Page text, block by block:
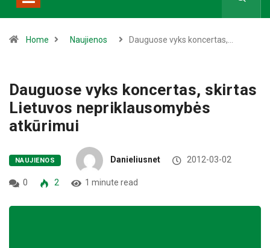
Home Naujienos Dauguose vyks koncertas,…
Dauguose vyks koncertas, skirtas
Lietuvos nepriklausomybės
atkūrimui
NAUJIENOS Danieliusnet 2012-03-02
0 2 1 minute read